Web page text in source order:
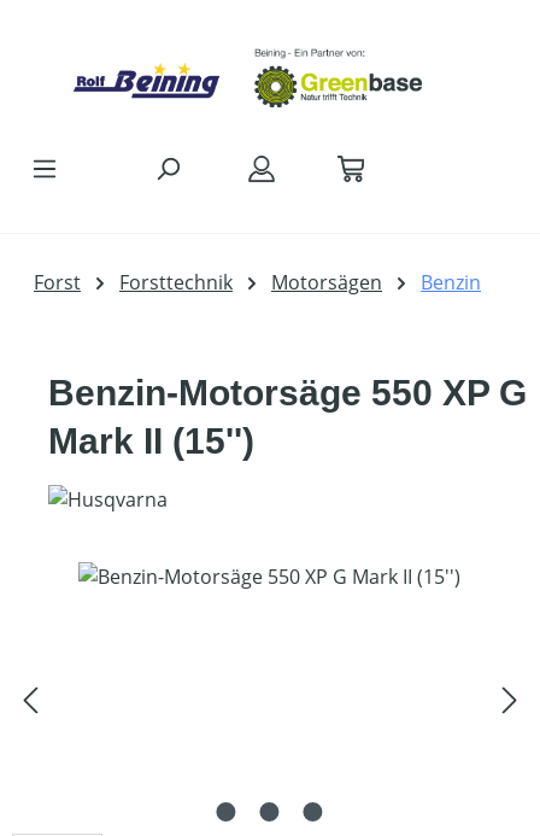
Forst Forsttechnik Motorsägen Benzin
Benzin-Motorsäge 550 XP G
Mark II (15'')
Bildergalerie überspringen